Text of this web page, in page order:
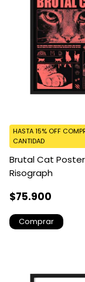
Brutal Cat Poster
Risograph
$75.900
HASTA 15% OFF
CANTIDAD
Comprar